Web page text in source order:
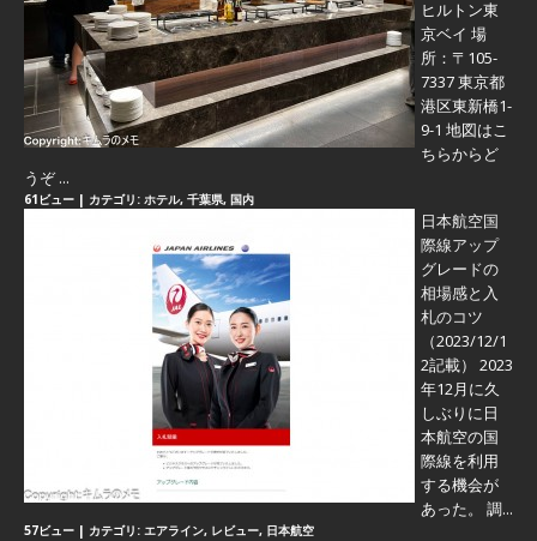
ヒルトン東
京ベイ 場
所：〒105-
7337 東京都
港区東新橋1-
9-1 地図はこ
ちらからど
うぞ ...
61ビュー | カテゴリ: ホテル, 千葉県, 国内
日本航空国
際線アップ
グレードの
相場感と入
札のコツ
（2023/12/1
2記載） 2023
年12月に久
しぶりに日
本航空の国
際線を利用
する機会が
あった。 調...
57ビュー | カテゴリ: エアライン, レビュー, 日本航空